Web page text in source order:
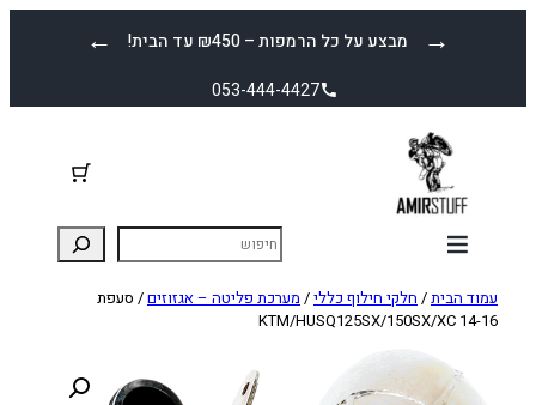
← מבצע על כל הרמפות – ₪450 עד הבית! →
053-444-4427
עמוד הבית/ חלקי חילוף כללי/ מערכת פליטה – אגזוזים/ סעפת
KTM/HUSQ125SX/150SX/XC 14-16